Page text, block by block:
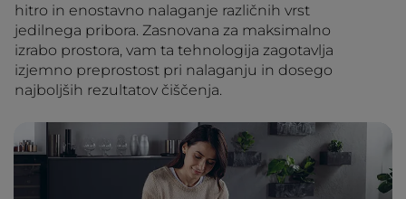
hitro in enostavno nalaganje različnih vrst
jedilnega pribora. Zasnovana za maksimalno
izrabo prostora, vam ta tehnologija zagotavlja
izjemno preprostost pri nalaganju in dosego
najboljših rezultatov čiščenja.